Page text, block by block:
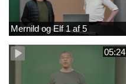
Mernild og Elf 1 af 5
05:24